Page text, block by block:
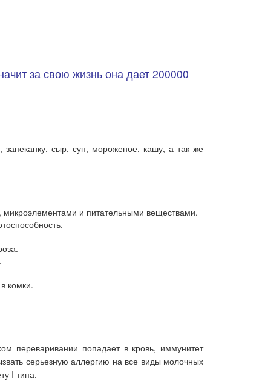
за свою жизнь она дает 200000
запеканку, сыр, суп, мороженое, кашу, а так же
микроэлементами и питательными веществами.
комки.
переваривании попадает в кровь, иммунитет
серьезную аллергию на все виды молочных
I типа.